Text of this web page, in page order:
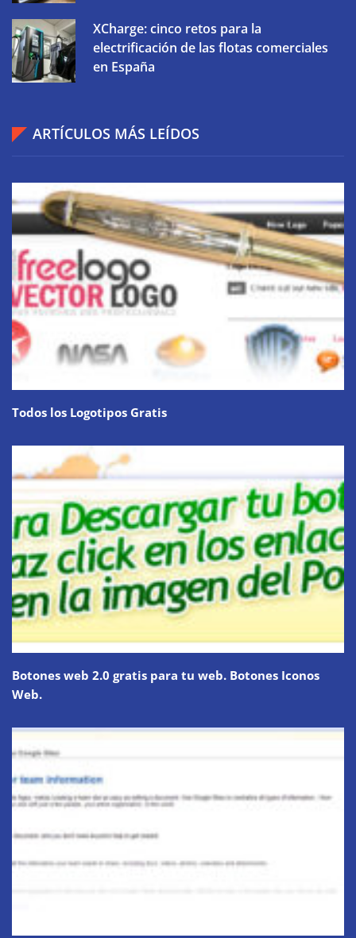
XCharge: cinco retos para la
electrificación de las flotas comerciales
en España
ARTÍCULOS MÁS LEÍDOS
Todos los Logotipos Gratis
Botones web 2.0 gratis para tu web. Botones Iconos
Web.